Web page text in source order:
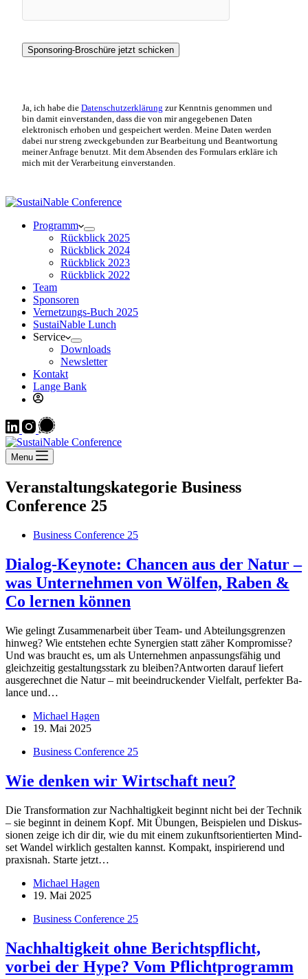
Ja, ich habe die Datenschutzerklärung zur Kenntnis genommen und
bin damit einverstanden, dass die von mir angegebenen Daten
elektronisch erhoben und gespeichert werden. Meine Daten werden
dabei nur streng zweckgebunden zur Bearbeitung und Beantwortung
meiner Anfrage benutzt. Mit dem Absenden des Formulars erkläre ich
mich mit der Verarbeitung einverstanden.
Programm
Rückblick 2025
Rückblick 2024
Rückblick 2023
Rückblick 2022
Team
Sponsoren
Vernetzungs-Buch 2025
SustaiNable Lunch
Service
Downloads
Newsletter
Kontakt
Lange Bank
Menu
Veranstaltungskategorie Business
Conference 25
Business Conference 25
Dialog-Keynote: Chancen aus der Natur –
was Unternehmen von Wölfen, Raben &
Co lernen können
Wie ge­lingt Zu­sam­men­ar­beit über Team- und Ab­tei­lungs­gren­zen
hin­weg? Wie ent­ste­hen echte Syn­er­gien statt zä­her Kom­pro­misse?
Und was braucht es, um als Un­ter­neh­men an­pas­sungs­fä­hig und
gleich­zei­tig ge­stal­tungs­stark zu blei­ben?Ant­wor­ten dar­auf lie­fert
aus­ge­rech­net die Na­tur – mit be­ein­dru­cken­der Viel­falt, per­fek­ter Ba­
lance und…
Michael Hagen
19. Mai 2025
Business Conference 25
Wie denken wir Wirtschaft neu?
Die Trans­for­ma­tion zur Nach­hal­tig­keit be­ginnt nicht bei der Tech­nik
– sie be­ginnt in dei­nem Kopf. Mit Übun­gen, Bei­spie­len und Dis­kus­
sio­nen zeige ich dir dir, wie du mit ei­nem zu­kunfts­ori­en­tier­ten Mind­
set Wan­del wirk­lich ge­stal­ten kannst. Kom­pakt, in­spi­rie­rend und
pra­xis­nah. Starte jetzt…
Michael Hagen
19. Mai 2025
Business Conference 25
Nachhaltigkeit ohne Berichtspflicht,
vorbei der Hype? Vom Pflichtprogramm